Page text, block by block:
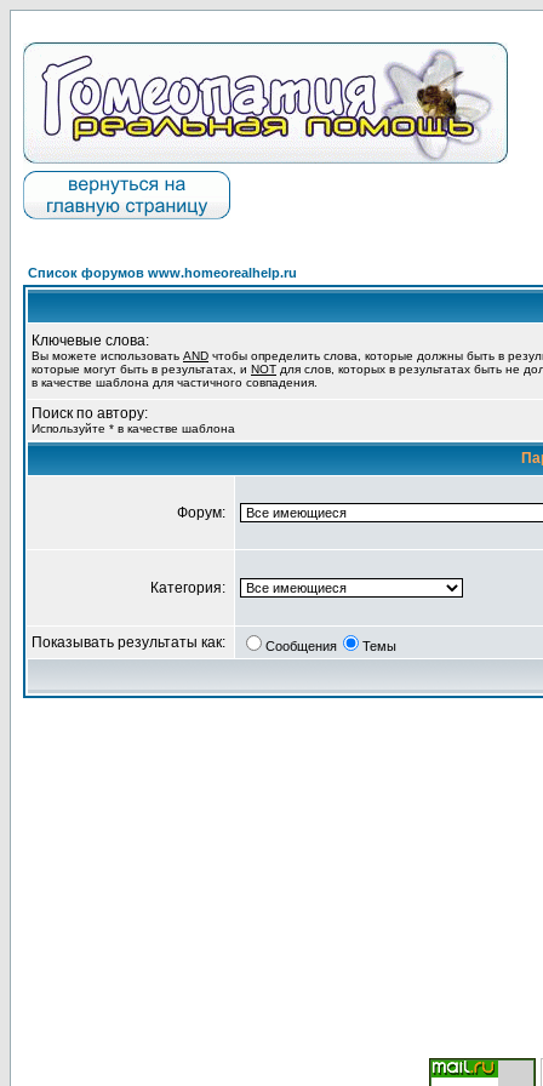
Список форумов www.homeorealhelp.ru
Ключевые слова:
Вы можете использовать AND чтобы определить слова, которые должны быть в
которые могут быть в результатах, и NOT для слов, которых в результатах быть не
в качестве шаблона для частичного совпадения.
Поиск по автору:
Используйте * в качестве шаблона
Форум:
Категория:
Показывать результаты как: Сообщения Темы